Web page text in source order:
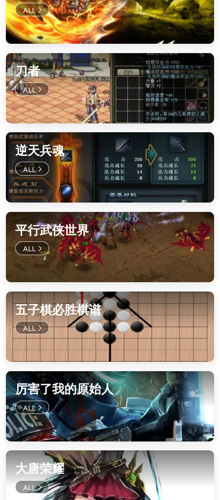
刀者
逆天兵魂
平行武侠世界
五子棋必胜棋谱
厉害了我的原始人
大唐荣耀